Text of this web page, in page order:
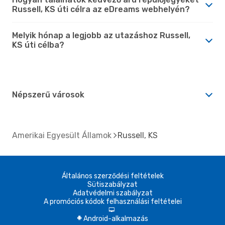
Russell, KS úti célra az eDreams webhelyén?
Melyik hónap a legjobb az utazáshoz Russell,
KS úti célba?
Népszerű városok
Amerikai Egyesült Államok Russell, KS
Általános szerződési feltételek
Sütiszabályzat
Adatvédelmi szabályzat
A promóciós kódok felhasználási feltételei
d
A Android-alkalmazás